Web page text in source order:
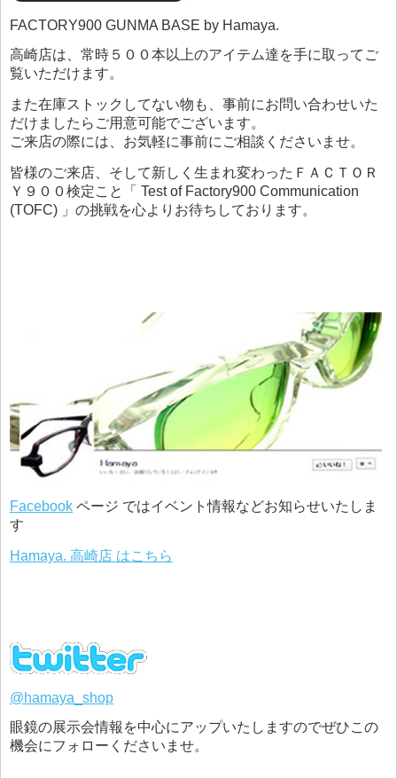
FACTORY900 GUNMA BASE by Hamaya.
高崎店は、常時５００本以上のアイテム達を手に取ってご
覧いただけます。
また在庫ストックしてない物も、事前にお問い合わせいた
だけましたらご用意可能でございます。
ご来店の際には、お気軽に事前にご相談くださいませ。
皆様のご来店、そして新しく生まれ変わったＦＡＣＴＯＲ
Ｙ９００検定こと「 Test of Factory900 Communication
(TOFC) 」の挑戦を心よりお待ちしております。
Facebook ページ ではイベント情報などお知らせいたしま
す
Hamaya. 高崎店 はこちら
@hamaya_shop
眼鏡の展示会情報を中心にアップいたしますのでぜひこの
機会にフォローくださいませ。